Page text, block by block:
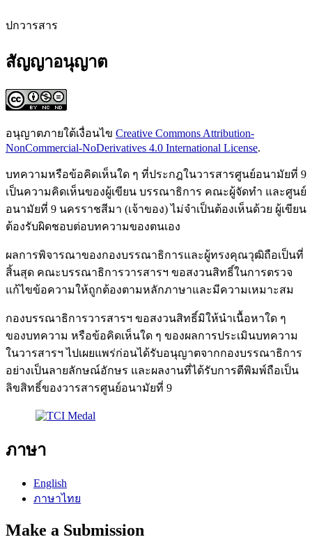
ปกวารสาร
สัญญาอนุญาต
อนุญาตภายใต้เงื่อนไข Creative Commons Attribution-
NonCommercial-NoDerivatives 4.0 International License.
บทความหรือข้อคิดเห็นใด ๆ ที่ประกฎในวารสารศูนย์อนามัยที่ 9
เป็นความคิดเห็นของผู้เขียน บรรณาธิการ คณะผู้จัดทำ และศูนย์
อนามัยที่ 9 นครราชสีมา (เจ้าของ) ไม่จำเป็นต้องเห็นด้วย ผู้เขียน
ต้องรับผิดชอบต่อบทความของตนเอง
ผลการพิจารณาของกองบรรณาธิการและผู้ทรงคุณวุฒิถือเป็นที่
สิ้นสุด คณะบรรณาธิการวารสารฯ ขอสงวนสิทธิ์ในการตรวจ
แก้ไขข้อความให้ถูกต้องตามหลักภาษาและมีความเหมาะสม
กองบรรณาธิการวารสารฯ ขอสงวนสิทธิ์มิให้นำเนื้อหาใด ๆ
ของบทความ หรือข้อคิดเห็นใด ๆ ของผลการประเมินบทความ
ในวารสารฯ ไปเผยแพร่ก่อนได้รับอนุญาตจากกองบรรณาธิการ
อย่างเป็นลายลักษณ์อักษร และผลงานที่ได้รับการตีพิมพ์ถือเป็น
ลิขสิทธิ์ของวารสารศูนย์อนามัยที่ 9
ภาษา
English
ภาษาไทย
Make a Submission